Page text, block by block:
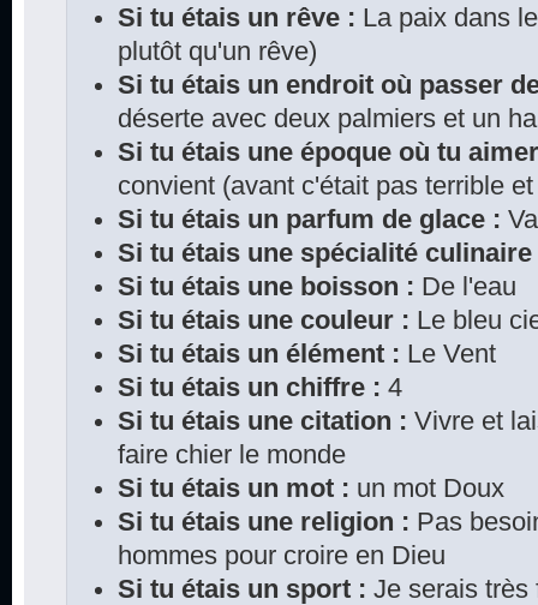
Si tu étais un rêve : La paix dans
plutôt qu'un rêve)
Si tu étais un endroit où passer
déserte avec deux palmiers et un
Si tu étais une époque où tu
convient (avant c'était pas terrible
Si tu étais un parfum de glace :
Si tu étais une spécialité culinaire
Si tu étais une boisson : De l'eau
Si tu étais une couleur : Le bleu
Si tu étais un élément : Le Vent
Si tu étais un chiffre : 4
Si tu étais une citation : Vivre et
faire chier le monde
Si tu étais un mot : un mot Doux
Si tu étais une religion : Pas
hommes pour croire en Dieu
Si tu étais un sport : Je serais très